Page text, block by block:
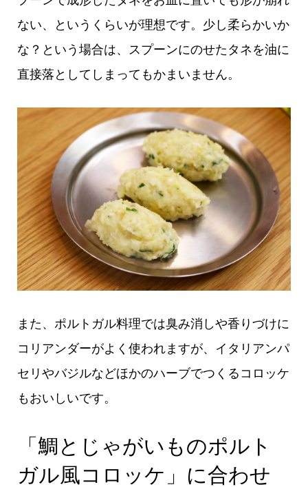
ない、というくらいが理想です。少し柔らかいか
な？という場合は、スプーンにのせたタネを油に
直接落としてしまってもかまいません。
また、ポルトガル料理では臭み消しや香りづけに
コリアンダーがよく使われますが、イタリアンパ
セリやバジルなどほかのハーブでつくるコロッケ
もおいしいです。
「鯛とじゃがいものポルト
ガル風コロッケ」に合わせ